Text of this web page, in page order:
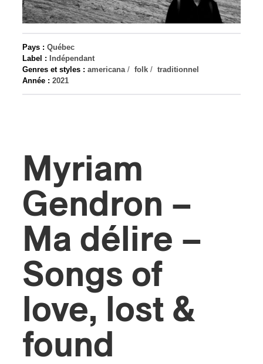
Pays : Québec
Label :
Indépendant
Genres et styles : americana/ folk / traditionnel
Année : 2021
Myriam
Gendron –
Ma délire –
Songs of
love, lost &
found